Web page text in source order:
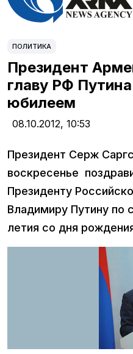
ПОЛИТИКА
Президент
главу РФ
юбилеем
08.10.2012, 10:53
Президент Серж
воскресенье
Президенту
Владимиру Путину по
летия со дня